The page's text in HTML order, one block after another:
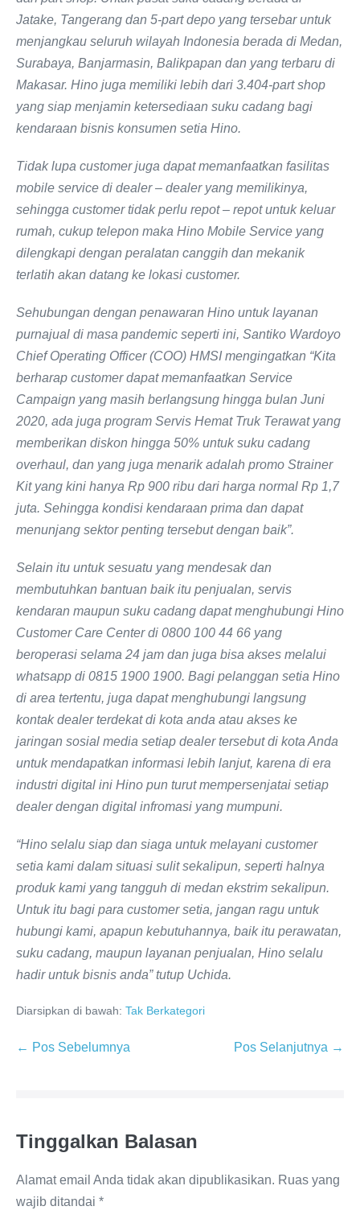
Jatake, Tangerang dan 5-part depo yang tersebar untuk
menjangkau seluruh wilayah Indonesia berada di Medan,
Surabaya, Banjarmasin, Balikpapan dan yang terbaru di
Makasar. Hino juga memiliki lebih dari 3.404-part shop
yang siap menjamin ketersediaan suku cadang bagi
kendaraan bisnis konsumen setia Hino.
Tidak lupa customer juga dapat memanfaatkan fasilitas
mobile service di dealer – dealer yang memilikinya,
sehingga customer tidak perlu repot – repot untuk keluar
rumah, cukup telepon maka Hino Mobile Service yang
dilengkapi dengan peralatan canggih dan mekanik
terlatih akan datang ke lokasi customer.
Sehubungan dengan penawaran Hino untuk layanan
purnajual di masa pandemic seperti ini, Santiko Wardoyo
Chief Operating Officer (COO) HMSI mengingatkan “Kita
berharap customer dapat memanfaatkan Service
Campaign yang masih berlangsung hingga bulan Juni
2020, ada juga program Servis Hemat Truk Terawat yang
memberikan diskon hingga 50% untuk suku cadang
overhaul, dan yang juga menarik adalah promo Strainer
Kit yang kini hanya Rp 900 ribu dari harga normal Rp 1,7
juta. Sehingga kondisi kendaraan prima dan dapat
menunjang sektor penting tersebut dengan baik”.
Selain itu untuk sesuatu yang mendesak dan
membutuhkan bantuan baik itu penjualan, servis
kendaran maupun suku cadang dapat menghubungi Hino
Customer Care Center di 0800 100 44 66 yang
beroperasi selama 24 jam dan juga bisa akses melalui
whatsapp di 0815 1900 1900. Bagi pelanggan setia Hino
di area tertentu, juga dapat menghubungi langsung
kontak dealer terdekat di kota anda atau akses ke
jaringan sosial media setiap dealer tersebut di kota Anda
untuk mendapatkan informasi lebih lanjut, karena di era
industri digital ini Hino pun turut mempersenjatai setiap
dealer dengan digital infromasi yang mumpuni.
“Hino selalu siap dan siaga untuk melayani customer
setia kami dalam situasi sulit sekalipun, seperti halnya
produk kami yang tangguh di medan ekstrim sekalipun.
Untuk itu bagi para customer setia, jangan ragu untuk
hubungi kami, apapun kebutuhannya, baik itu perawatan,
suku cadang, maupun layanan penjualan, Hino selalu
hadir untuk bisnis anda” tutup Uchida.
Diarsipkan di bawah: Tak Berkategori
← Pos Sebelumnya Pos Selanjutnya →
Tinggalkan Balasan
Alamat email Anda tidak akan dipublikasikan. Ruas yang
wajib ditandai *